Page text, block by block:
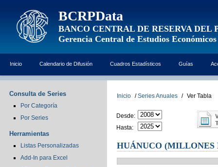
BCRPData
BANCO CENTRAL DE RESERVA DEL
Gerencia Central de Estudios Económicos
Inicio Calendario de Difusión Cuadros Estadísticos Guías
Consulta de Series
Por Categoría
Por Series
Herramientas
Listas Personalizadas
Add-In para Excel
Inicio / Series Anuales / Ver Tabla
Desde:
Hasta:
HUÁNUCO (MILLONES